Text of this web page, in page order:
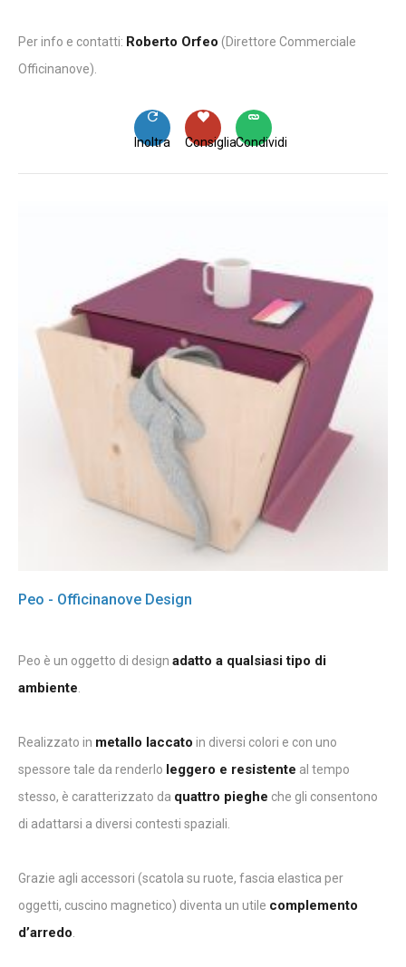
Per info e contatti: Roberto Orfeo (Direttore Commerciale
Officinanove).
Condividi
Consiglia
Inoltra
Peo - Officinanove Design
Peo è un oggetto di design adatto a qualsiasi tipo di
ambiente.
Realizzato in metallo laccato in diversi colori e con uno
spessore tale da renderlo leggero e resistente al tempo
stesso, è caratterizzato da quattro pieghe che gli consentono
di adattarsi a diversi contesti spaziali.
Grazie agli accessori (scatola su ruote, fascia elastica per
oggetti, cuscino magnetico) diventa un utile complemento
d’arredo.